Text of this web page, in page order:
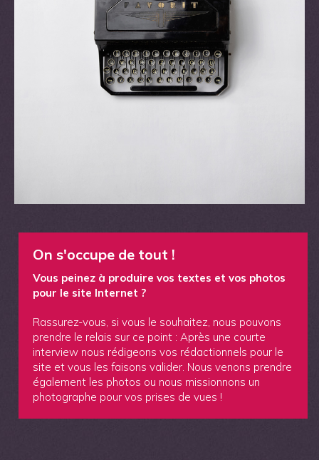
On s'occupe de tout !
Vous peinez à produire vos textes et vos photos
pour le site Internet ?
Rassurez-vous, si vous le souhaitez, nous pouvons
prendre le relais sur ce point : Après une courte
interview nous rédigeons vos rédactionnels pour le
site et vous les faisons valider. Nous venons prendre
également les photos ou nous missionnons un
photographe pour vos prises de vues !